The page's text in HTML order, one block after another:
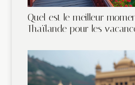
Quel est le meilleur
Thaïlande pour les